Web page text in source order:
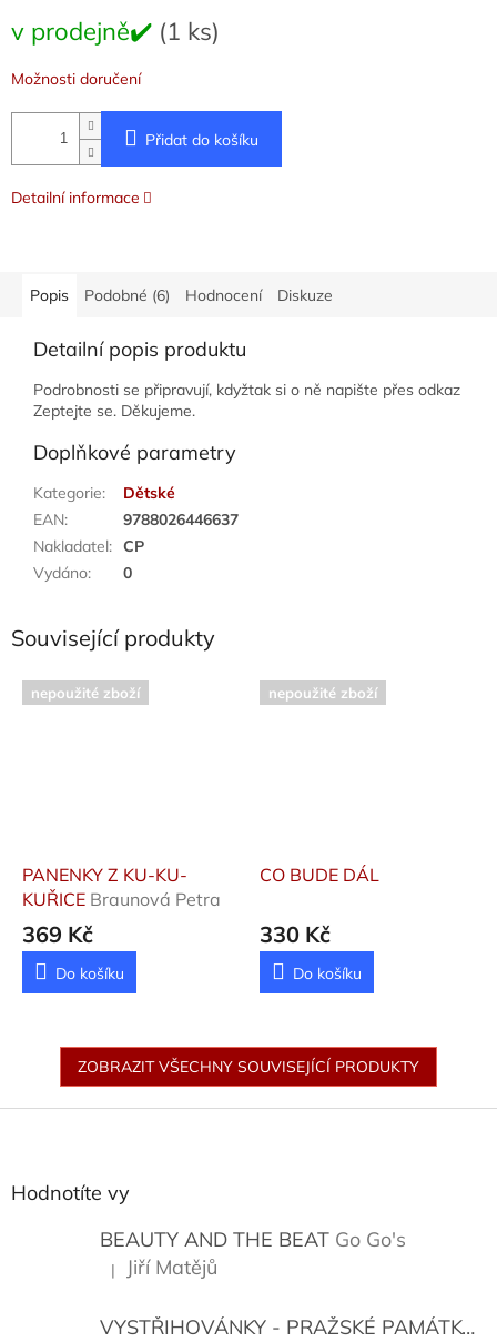
cena:
v prodejně✔️ (1 ks)
Možnosti doručení
Přidat do košíku
Detailní informace
Popis Podobné (6) Hodnocení Diskuze
Detailní popis produktu
Podrobnosti se připravují, kdyžtak si o ně napište přes odkaz
Zeptejte se. Děkujeme.
Doplňkové parametry
Kategorie:
Dětské
EAN:
9788026446637
Nakladatel: CP
Vydáno: 0
Související produkty
nepoužité zboží
PANENKY Z KU-KU-
KUŘICE Braunová Petra
369 Kč
Do košíku
nepoužité zboží
CO BUDE DÁL
330 Kč
Do košíku
ZOBRAZIT VŠECHNY SOUVISEJÍCÍ PRODUKTY
Hodnotíte vy
BEAUTY AND THE BEAT Go Go's
Hodnocení produktu je 5 z 5 hvězdiček.
| Jiří Matějů
VYSTŘIHOVÁNKY - PRAŽSKÉ PAMÁTKY